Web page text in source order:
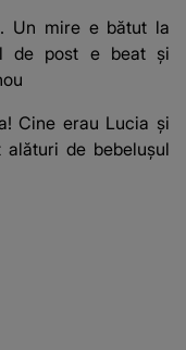
Un mire e bătut la
de post e beat și
Cine erau Lucia și
de bebelușul